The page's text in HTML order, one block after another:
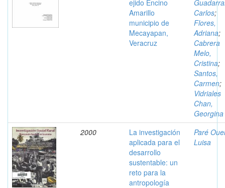
ejido Encino
Amarillo
municipio de
Mecayapan,
Veracruz
Carlos;
Flores,
Adriana;
Cabrera
Melo,
Cristina;
Santos,
Carmen;
Vidriales
Chan,
Georgina
2000
La investigación
aplicada para el
desarrollo
sustentable: un
reto para la
antropología
Paré
Luisa